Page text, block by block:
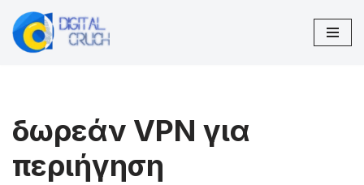
Μεταπηδήστε
δωρεάν VPN για
περιήγηση